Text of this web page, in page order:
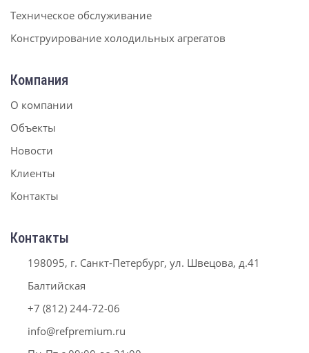
Техническое обслуживание
Конструирование холодильных агрегатов
Компания
О компании
Объекты
Новости
Клиенты
Контакты
Контакты
198095, г. Санкт-Петербург, ул. Швецова, д.41
Балтийская
+7 (812) 244-72-06
info@refpremium.ru